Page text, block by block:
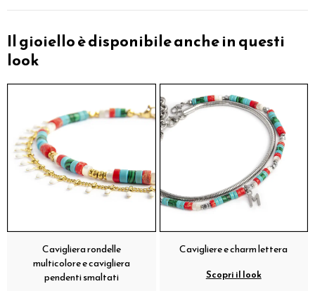
Il gioiello è disponibile anche in questi
look
Cavigliera rondelle
multicolore e cavigliera
pendenti smaltati
Cavigliere e charm lettera
Scopri il look